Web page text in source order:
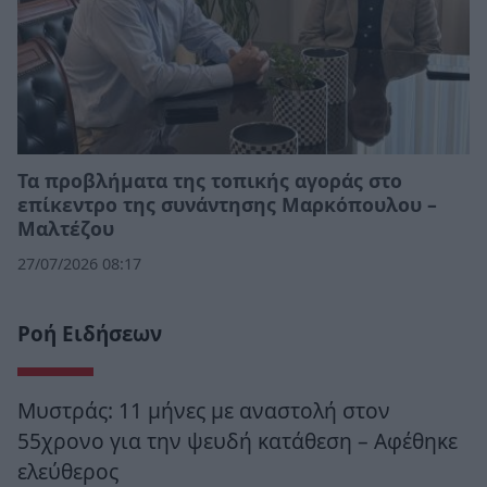
Τα προβλήματα της τοπικής αγοράς στο
επίκεντρο της συνάντησης Μαρκόπουλου –
Μαλτέζου
27/07/2026 08:17
Ροή Ειδήσεων
Μυστράς: 11 μήνες με αναστολή στον
55χρονο για την ψευδή κατάθεση – Αφέθηκε
ελεύθερος